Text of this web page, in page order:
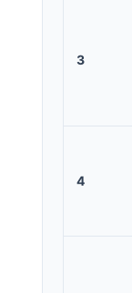
3
4